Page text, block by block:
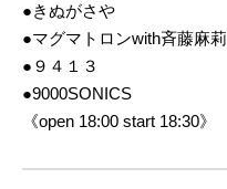
●きぬがさや
●マグマトロンwith斉藤麻莉
●９４１３
●9000SONICS
《open 18:00 start 18:30》